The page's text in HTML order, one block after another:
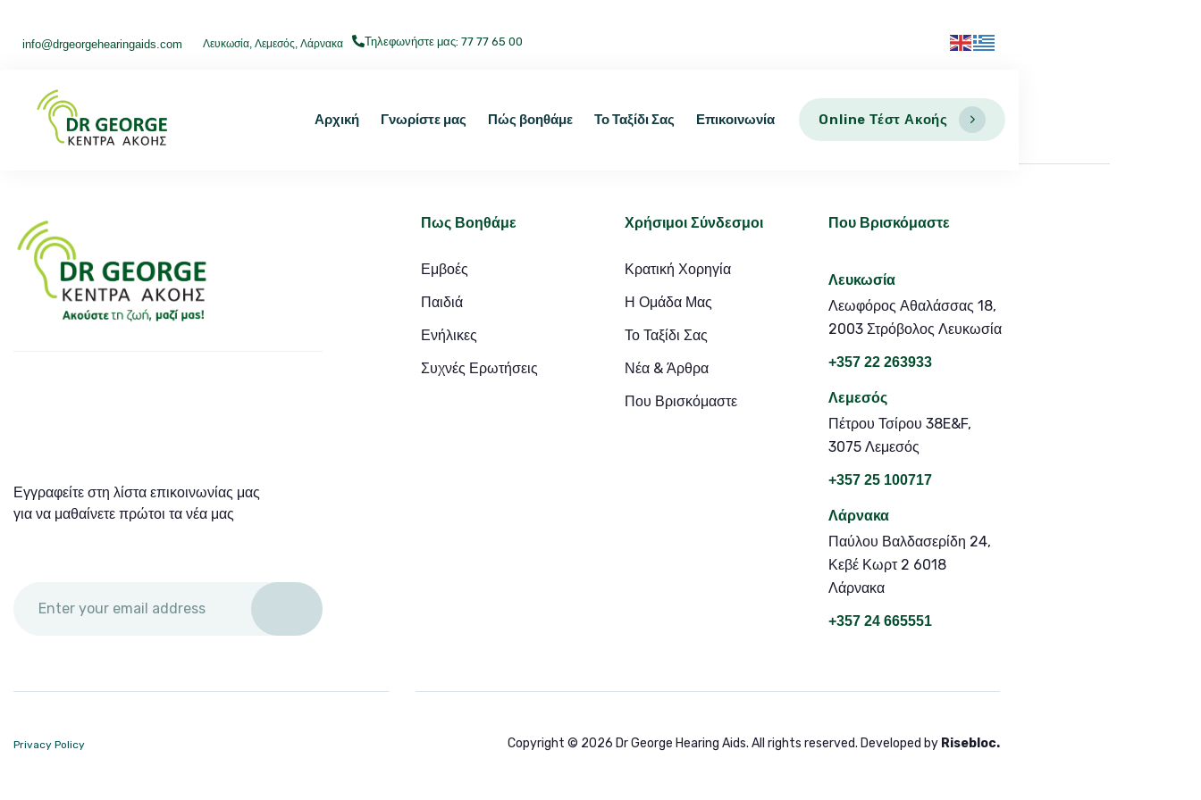
info@drgeorgehearingaids.com Λευκωσία, Λεμεσός, Λάρνακα Τηλεφωνήστε μας: 77 77 65 00
Αρχική Γνωρίστε μας Πώς βοηθάμε Το Ταξίδι Σας Επικοινωνία Online Τέστ Ακοής
Εγγραφείτε στη λίστα επικοινωνίας μας
για να μαθαίνετε πρώτοι τα νέα μας
Πως Βοηθάμε
Εμβοές
Παιδιά
Ενήλικες
Συχνές Ερωτήσεις
Χρήσιμοι Σύνδεσμοι
Κρατική Χορηγία
Η Ομάδα Μας
Το Ταξίδι Σας
Νέα & Άρθρα
Που Βρισκόμαστε
Που Βρισκόμαστε
Λευκωσία
Λεωφόρος Αθαλάσσας 18,
2003 Στρόβολος Λευκωσία
+357 22 263933
Λεμεσός
Πέτρου Τσίρου 38E&F,
3075 Λεμεσός
+357 25 100717
Λάρνακα
Παύλου Βαλδασερίδη 24,
Κεβέ Κωρτ 2 6018
Λάρνακα
+357 24 665551
Privacy Policy Copyright © 2026 Dr George Hearing Aids. All rights reserved. Developed by Risebloc.